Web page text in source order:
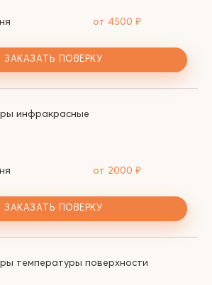
от 4500 ₽
ЗАКАЗАТЬ ПОВЕРКУ
инфракрасные
от 2000 ₽
ЗАКАЗАТЬ ПОВЕРКУ
температуры поверхности